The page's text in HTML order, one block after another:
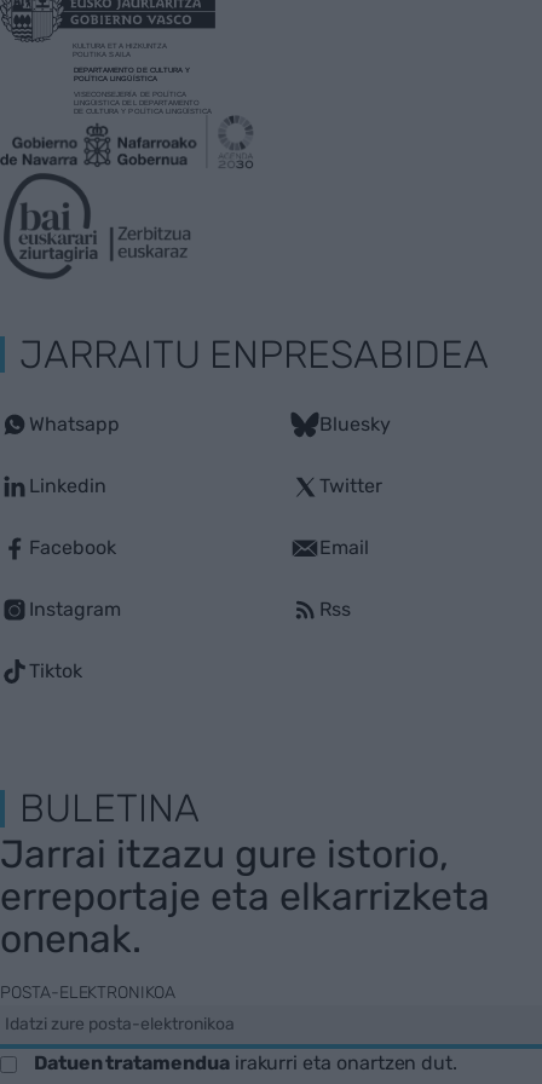
JARRAITU ENPRESABIDEA
Whatsapp
Linkedin
Facebook
Instagram
Tiktok
Bluesky
Twitter
Email
Rss
BULETINA
Jarrai itzazu gure istorio,
erreportaje eta elkarrizketa
onenak.
POSTA-ELEKTRONIKOA
Datuen tratamenduairakurri eta onartzen dut.